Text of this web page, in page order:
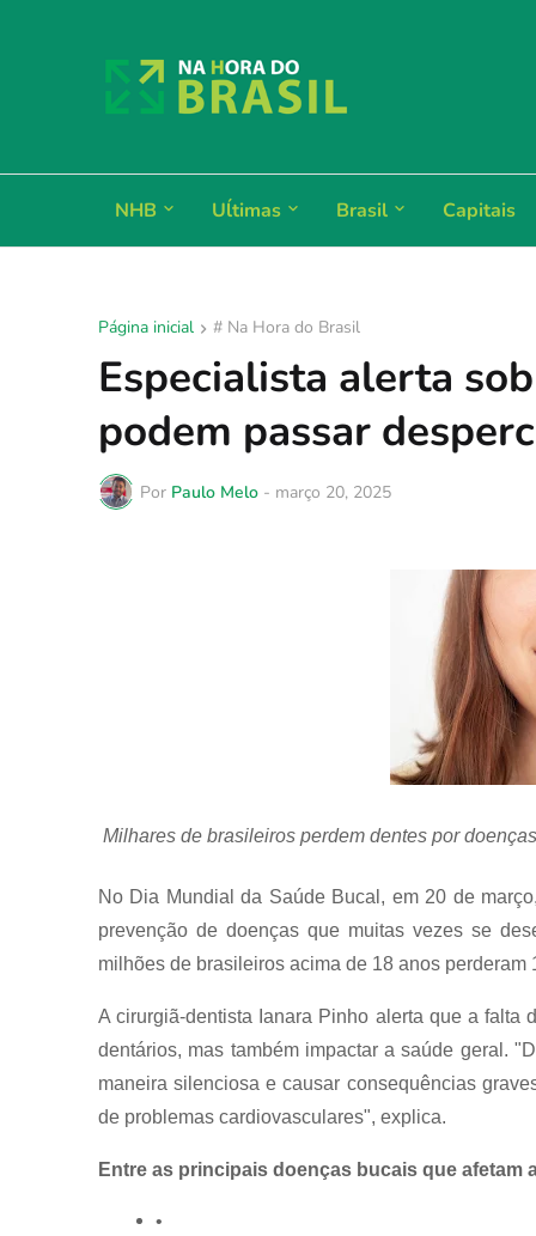
NHB Uĺtimas Brasil Capitais
Página inicial # Na Hora do Brasil
Especialista alerta
podem passar
Por Paulo Melo - março 20, 2025
Milhares de brasileiros perdem dentes por
No Dia Mundial da Saúde Bucal, em 20 de
prevenção de doenças que muitas vezes se
milhões de brasileiros acima de 18 anos
A cirurgiã-dentista Ianara Pinho alerta que a falta
dentários, mas também impactar a saúde geral.
maneira silenciosa e causar consequências
de problemas cardiovasculares", explica.
Entre as principais doenças bucais que afetam